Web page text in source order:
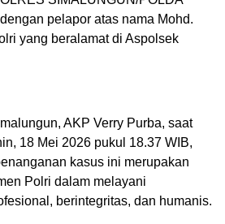
pelapor atas nama Mohd.
yang beralamat di Aspolsek
AKP Verry Purba, saat
18 Mei 2026 pukul 18.37 WIB,
kasus ini merupakan
Polri dalam melayani
berintegritas, dan humanis.